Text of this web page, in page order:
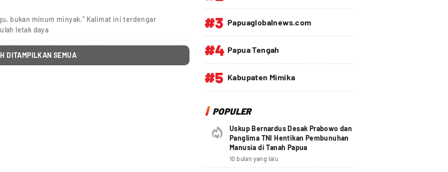
bukan minum minyak.” Kalimat ini terdengar
letak daya
DITAMPILKAN SEMUA
#3 Papuaglobalnews.com
#4 Papua Tengah
#5 Kabupaten Mimika
POPULER
Uskup Bernardus Desak Prabowo dan
Panglima TNI Hentikan Pembunuhan
Manusia di Tanah Papua
10 bulan yang lalu